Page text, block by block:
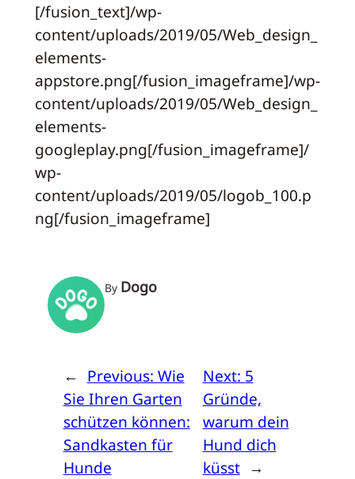
[/fusion_text]/wp-
content/uploads/2019/05/Web_design_
elements-
appstore.png[/fusion_imageframe]/wp-
content/uploads/2019/05/Web_design_
elements-
googleplay.png[/fusion_imageframe]/
wp-
content/uploads/2019/05/logob_100.p
ng[/fusion_imageframe]
By Dogo
← Previous: Wie
Sie Ihren Garten
schützen können:
Sandkasten für
Hunde
Next: 5
Gründe,
warum dein
Hund dich
küsst →